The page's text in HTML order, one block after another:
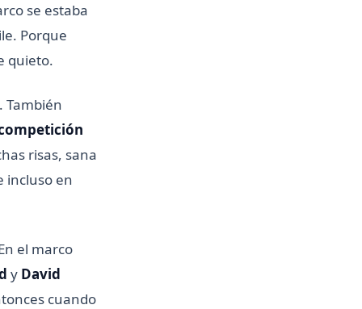
se estaba
Porque
quieto.
También
risas, sana
incluso en
el marco
y David
cuando